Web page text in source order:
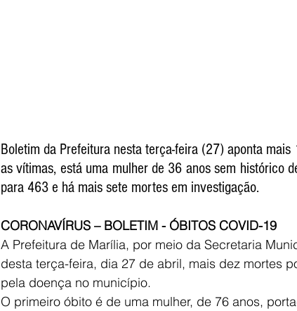
Boletim da Prefeitura nesta terça-feira (27) aponta
as vítimas, está uma mulher de 36 anos sem histórico
para 463 e há mais sete mortes em investigação.
CORONAVÍRUS – BOLETIM - ÓBITOS COVID-19
A Prefeitura de Marília, por meio da Secretaria
desta terça-feira, dia 27 de abril, mais dez mortes
pela doença no município.
O primeiro óbito é de uma mulher, de 76 anos,